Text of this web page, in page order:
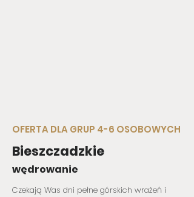
OFERTA DLA GRUP 4-6 OSOBOWYCH
Bieszczadzkie
wędrowanie
Czekają Was dni pełne górskich wrażeń i